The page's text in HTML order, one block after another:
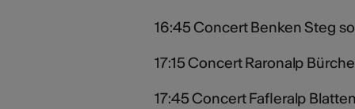
16:45 Concert Benken Steg
17:15 Concert Raronalp
17:45 Concert Fafleralp